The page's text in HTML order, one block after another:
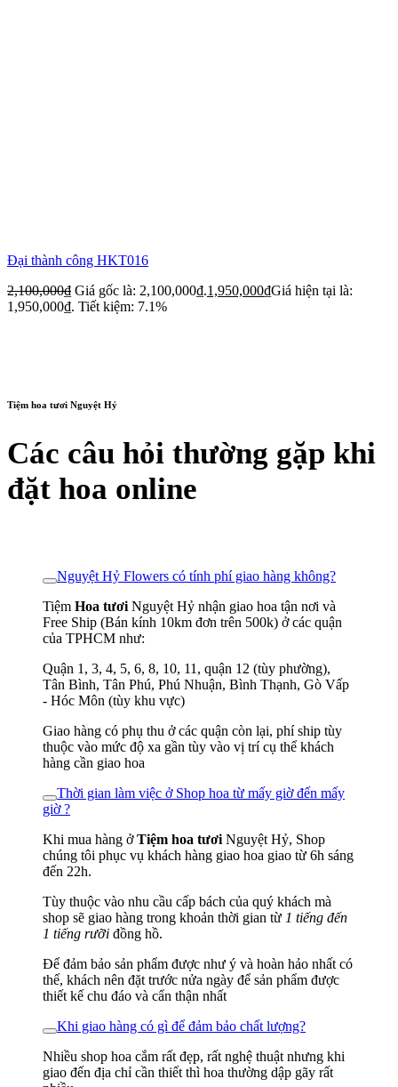
Đại thành công HKT016
2,100,000₫ Giá gốc là: 2,100,000₫.1,950,000₫Giá hiện tại là:
1,950,000₫. Tiết kiệm: 7.1%
Tiệm hoa tươi Nguyệt Hỷ
Các câu hỏi thường gặp khi
đặt hoa online
Nguyệt Hỷ Flowers có tính phí giao hàng không?
Tiệm Hoa tươi Nguyệt Hỷ nhận giao hoa tận nơi và
Free Ship (Bán kính 10km đơn trên 500k) ở các quận
của TPHCM như:
Quận 1, 3, 4, 5, 6, 8, 10, 11, quận 12 (tùy phường),
Tân Bình, Tân Phú, Phú Nhuận, Bình Thạnh, Gò Vấp
- Hóc Môn (tùy khu vực)
Giao hàng có phụ thu ở các quận còn lại, phí ship tùy
thuộc vào mức độ xa gần tùy vào vị trí cụ thể khách
hàng cần giao hoa
Thời gian làm việc ở Shop hoa từ mấy giờ đến mấy
giờ ?
Khi mua hàng ởTiệm hoa tươi Nguyệt Hỷ, Shop
chúng tôi phục vụ khách hàng giao hoa giao từ 6h sáng
đến 22h.
Tùy thuộc vào nhu cầu cấp bách của quý khách mà
shop sẽ giao hàng trong khoản thời gian từ 1 tiếng đến
1 tiếng rưỡi đồng hồ.
Để đảm bảo sản phẩm được như ý và hoàn hảo nhất có
thể, khách nên đặt trước nửa ngày để sản phẩm được
thiết kế chu đáo và cẩn thận nhất
Khi giao hàng có gì để đảm bảo chất lượng?
Nhiều shop hoa cắm rất đẹp, rất nghệ thuật nhưng khi
giao đến địa chỉ cần thiết thì hoa thường dập gãy rất